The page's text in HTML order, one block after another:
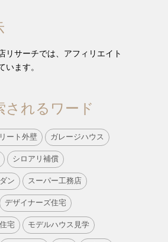
リサーチでは、アフィリエイト
います。
されるワード
ート外壁 ガレージハウス
シロアリ補償
ン スーパー工務店
デザイナーズ住宅
宅 モデルハウス見学